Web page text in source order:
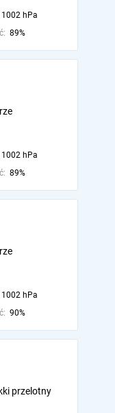
1002 hPa
89%
1002 hPa
89%
1002 hPa
90%
przelotny